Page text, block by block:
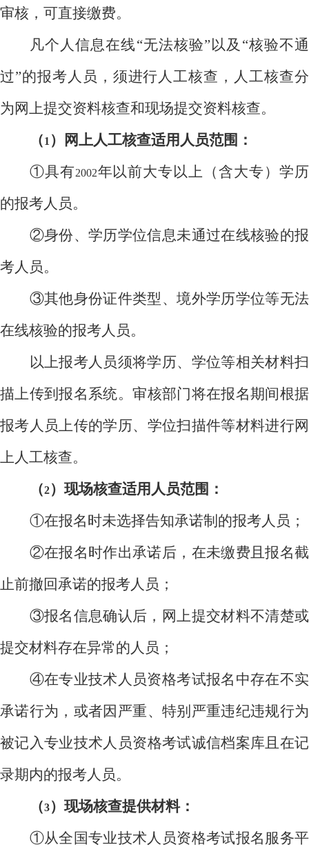
审核，可直接缴费。
凡个人信息在线“无法核验”以及“核验不通
过”的报考人员，须进行人工核查，人工核查分
为网上提交资料核查和现场提交资料核查。
（1）网上人工核查适用人员范围：
①具有2002年以前大专以上（含大专）学历
的报考人员。
②身份、学历学位信息未通过在线核验的报
考人员。
③其他身份证件类型、境外学历学位等无法
在线核验的报考人员。
以上报考人员须将学历、学位等相关材料扫
描上传到报名系统。审核部门将在报名期间根据
报考人员上传的学历、学位扫描件等材料进行网
上人工核查。
（2）现场核查适用人员范围：
①在报名时未选择告知承诺制的报考人员；
②在报名时作出承诺后，在未缴费且报名截
止前撤回承诺的报考人员；
③报名信息确认后，网上提交材料不清楚或
提交材料存在异常的人员；
④在专业技术人员资格考试报名中存在不实
承诺行为，或者因严重、特别严重违纪违规行为
被记入专业技术人员资格考试诚信档案库且在记
录期内的报考人员。
（3）现场核查提供材料：
①从全国专业技术人员资格考试报名服务平